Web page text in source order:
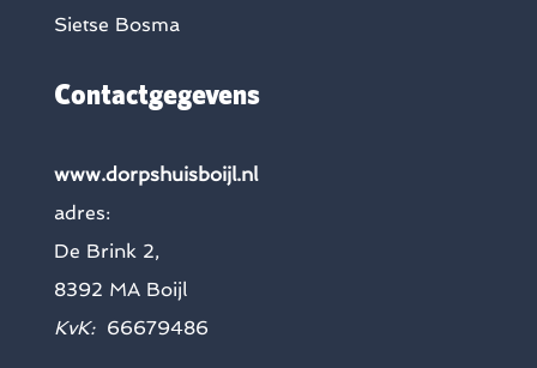
Sietse Bosma
Contactgegevens
www.dorpshuisboijl.nl
adres:
De Brink 2,
8392 MA Boijl
KvK:66679486